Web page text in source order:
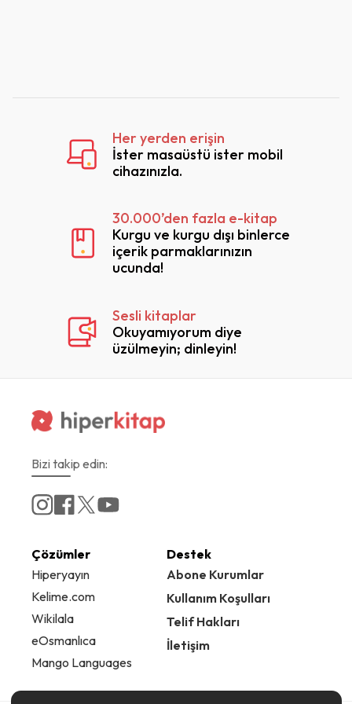
Her yerden erişin
İster masaüstü ister mobil
cihazınızla.
30.000’den fazla e-kitap
Kurgu ve kurgu dışı binlerce
içerik parmaklarınızın
ucunda!
Sesli kitaplar
Okuyamıyorum diye
üzülmeyin; dinleyin!
Bizi takip edin:
Çözümler
Hiperyayın
Kelime.com
Wikilala
eOsmanlıca
Mango Languages
Destek
Abone Kurumlar
Kullanım Koşulları
Telif Hakları
İletişim